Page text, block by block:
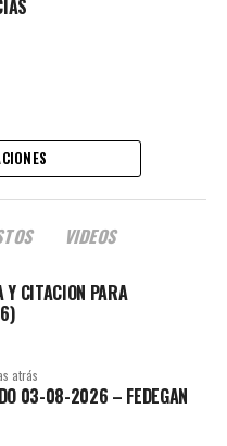
VIDEOS
Y CITACION PARA
atrás
03-08-2026 – FEDEGAN